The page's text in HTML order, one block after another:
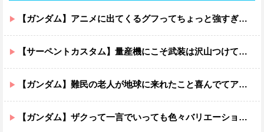
【ガンダム】アニメに出てくるグフってちょっと強すぎじゃない？
【サーペントカスタム】量産機にこそ武装は沢山つけてほしいよね
【ガンダム】難民の老人が地球に来れたこと喜んでてアレ？連邦もやってることヤバくない？ってなる
【ガンダム】ザクって一言でいっても色々バリエーションがあるよね